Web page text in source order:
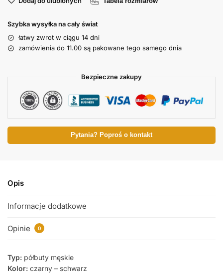
Szybka wysyłka na cały świat
łatwy zwrot w ciągu 14 dni
zamówienia do 11.00 są pakowane tego samego dnia
Bezpieczne zakupy
Pytania? Poproś o kontakt
Opis
Informacje dodatkowe
Opinie 0
Typ: półbuty męskie
Kolor: czarny – schwarz